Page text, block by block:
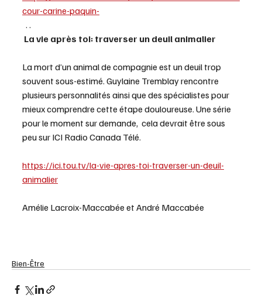
cour-carine-paquin-
. .
La vie après toi: traverser un deuil animalier
La mort d’un animal de compagnie est un deuil trop
souvent sous-estimé. Guylaine Tremblay rencontre
plusieurs personnalités ainsi que des spécialistes pour
mieux comprendre cette étape douloureuse. Une série
pour le moment sur demande,  cela devrait être sous
peu sur ICI Radio Canada Télé.
https://ici.tou.tv/la-vie-apres-toi-traverser-un-deuil-
animalier
Amélie Lacroix-Maccabée et André Maccabée
Bien-Être